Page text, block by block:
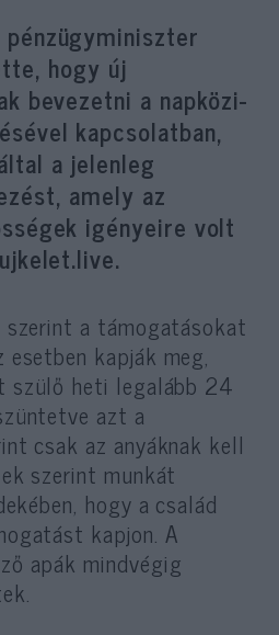
hogy új
bevezetni a napközi-
kapcsolatban,
a jelenleg
amely az
igényeire volt
szerint a támogatásokat
esetben kapják meg,
szülő heti legalább 24
azt a
csak az anyáknak kell
szerint munkát
hogy a család
kapjon. A
apák mindvégig